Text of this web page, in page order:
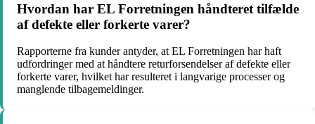
Hvordan har EL Forretningen håndteret tilfælde
af defekte eller forkerte varer?
Rapporterne fra kunder antyder, at EL Forretningen har haft
udfordringer med at håndtere returforsendelser af defekte eller
forkerte varer, hvilket har resulteret i langvarige processer og
manglende tilbagemeldinger.